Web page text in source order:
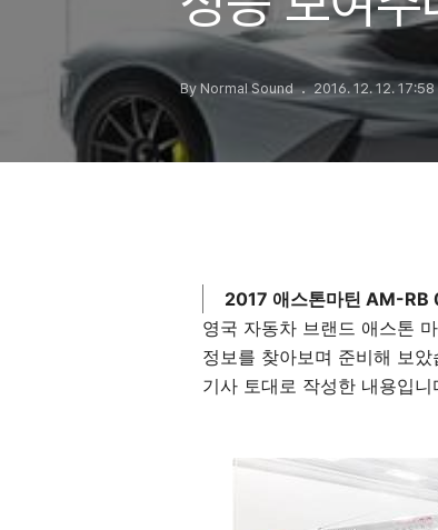
By Normal Sound 2016. 12. 12. 17:58
2017 애스톤마틴 AM-RB
영국 자동차 브랜드 애스톤
정보를 찾아보며 준비해 보
기사 토대로 작성한 내용입니